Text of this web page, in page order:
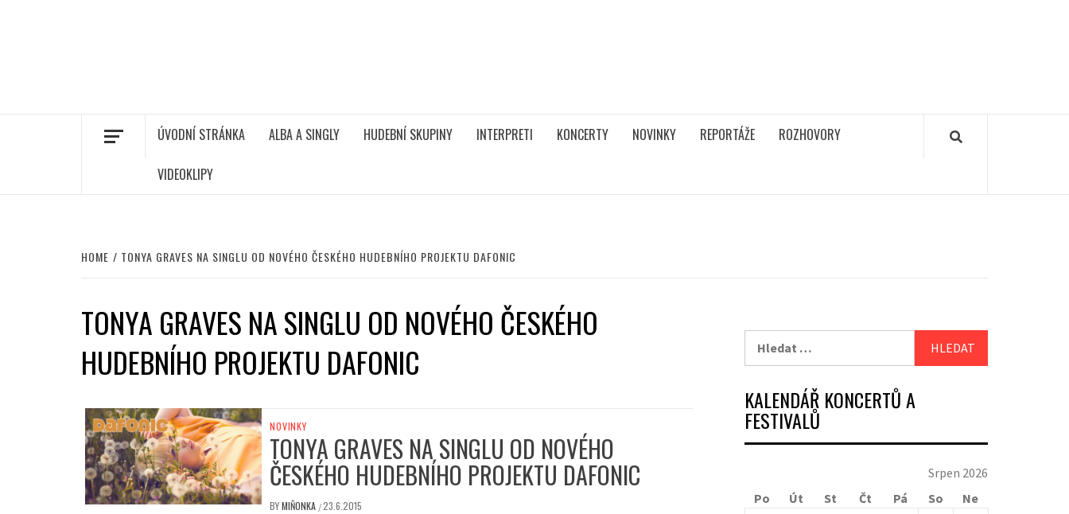
ÚVODNÍ STRÁNKA ALBA A SINGLY HUDEBNÍ SKUPINY INTERPRETI KONCERTY NOVINKY REPORTÁŽE ROZHOVORY
VIDEOKLIPY
HOME TONYA GRAVES NA SINGLU OD NOVÉHO ČESKÉHO HUDEBNÍHO PROJEKTU DAFONIC
TONYA GRAVES NA SINGLU OD NOVÉHO ČESKÉHO
HUDEBNÍHO PROJEKTU DAFONIC
NOVINKY
TONYA GRAVES NA SINGLU OD NOVÉHO
ČESKÉHO HUDEBNÍHO PROJEKTU DAFONIC
BYMIŇONKA /23.6.2015
KALENDÁŘ KONCERTŮ A
FESTIVALŮ
Srpen 2026
Po
Út St Čt Pá So
Ne